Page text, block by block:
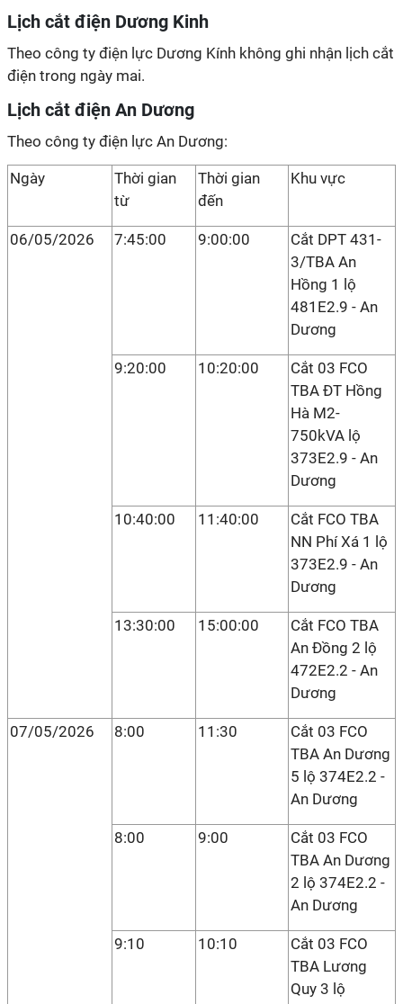
Lịch cắt điện Dương Kinh
Theo công ty điện lực Dương Kính không ghi nhận lịch cắt
điện trong ngày mai.
Lịch cắt điện An Dương
Theo công ty điện lực An Dương:
Ngày
Thời gian
từ
Thời gian
đến
Khu vực
06/05/2026 7:45:00 9:00:00
Cắt DPT 431-
3/TBA An
Hồng 1 lộ
481E2.9 - An
Dương
9:20:00 10:20:00
Cắt 03 FCO
TBA ĐT Hồng
Hà M2-
750kVA lộ
373E2.9 - An
Dương
10:40:00 11:40:00
Cắt FCO TBA
NN Phí Xá 1 lộ
373E2.9 - An
Dương
13:30:00 15:00:00
Cắt FCO TBA
An Đồng 2 lộ
472E2.2 - An
Dương
07/05/2026 8:00 11:30
Cắt 03 FCO
TBA An Dương
5 lộ 374E2.2 -
An Dương
8:00 9:00
Cắt 03 FCO
TBA An Dương
2 lộ 374E2.2 -
An Dương
9:10 10:10
Cắt 03 FCO
TBA Lương
Quy 3 lộ